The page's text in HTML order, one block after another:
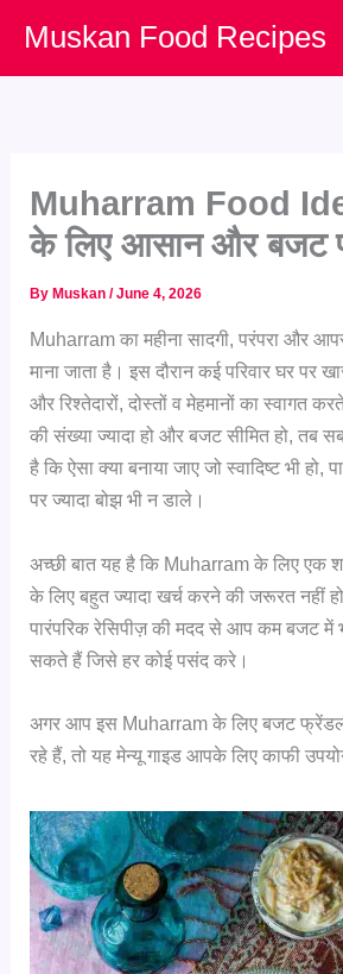
content
Muskan Food Recipes
Muharram Food
के लिए आसान और बजट
By Muskan/June 4, 2026
Muharram का महीना सादगी, परंपरा और
माना जाता है। इस दौरान कई परिवार घर पर
और रिश्तेदारों, दोस्तों व मेहमानों का स्वागत
की संख्या ज्यादा हो और बजट सीमित हो, तब
है कि ऐसा क्या बनाया जाए जो स्वादिष्ट भी
पर ज्यादा बोझ भी न डाले।
अच्छी बात यह है कि Muharram के लिए एक
के लिए बहुत ज्यादा खर्च करने की जरूरत नहीं
पारंपरिक रेसिपीज़ की मदद से आप कम बजट में
सकते हैं जिसे हर कोई पसंद करे।
अगर आप इस Muharram के लिए बजट
रहे हैं, तो यह मेन्यू गाइड आपके लिए काफी